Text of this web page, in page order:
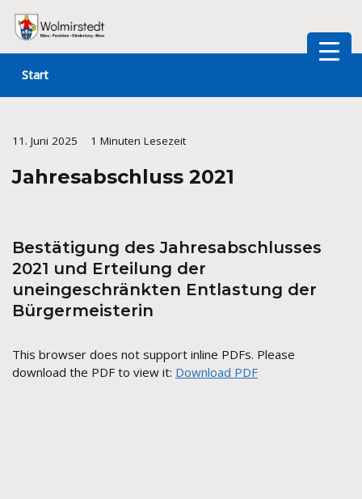
Zum
springen
Start
11. Juni 2025 1 Minuten Lesezeit
Jahresabschluss 2021
Bestätigung des Jahresabschlusses
2021 und Erteilung der
uneingeschränkten Entlastung der
Bürgermeisterin
This browser does not support inline PDFs. Please
download the PDF to view it: Download PDF